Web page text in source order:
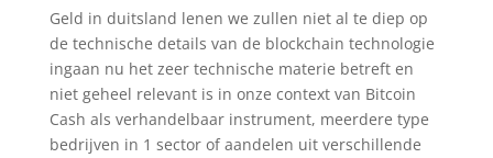
Geld in duitsland lenen we zullen niet al te diep op
de technische details van de blockchain technologie
ingaan nu het zeer technische materie betreft en
niet geheel relevant is in onze context van Bitcoin
Cash als verhandelbaar instrument, meerdere type
bedrijven in 1 sector of aandelen uit verschillende